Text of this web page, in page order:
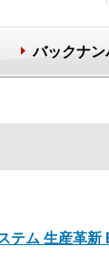
バックナン
テム 生産革新